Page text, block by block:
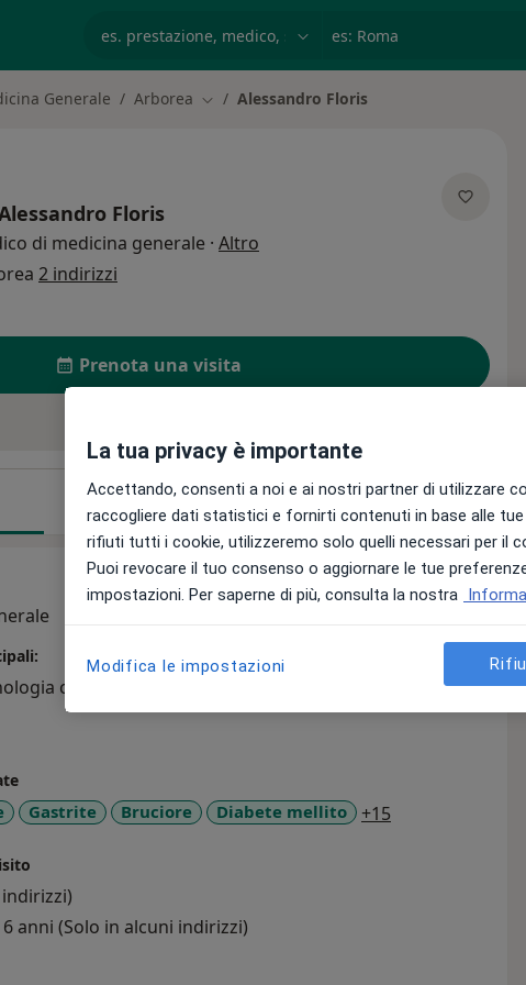
Generale Arborea Cambia città
Alessandro Floris
Floris
di medicina generale · Altro
2 indirizzi
Prenota una visita
Indirizzi Prestazioni
clinica
Gastrite Bruciore Diabete mellito +15
anni (Solo in alcuni indirizzi)
La tua privacy è importante
Accettando, consenti a noi e ai nostri partner di utilizzare
raccogliere dati statistici e fornirti contenuti in base alle tue
rifiuti tutti i cookie, utilizzeremo solo quelli necessari per il
Puoi revocare il tuo consenso o aggiornare le tue
impostazioni. Per saperne di più, consulta la nostra
Modifica le impostazioni